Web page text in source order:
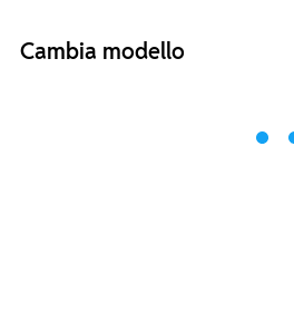
Cambia modello